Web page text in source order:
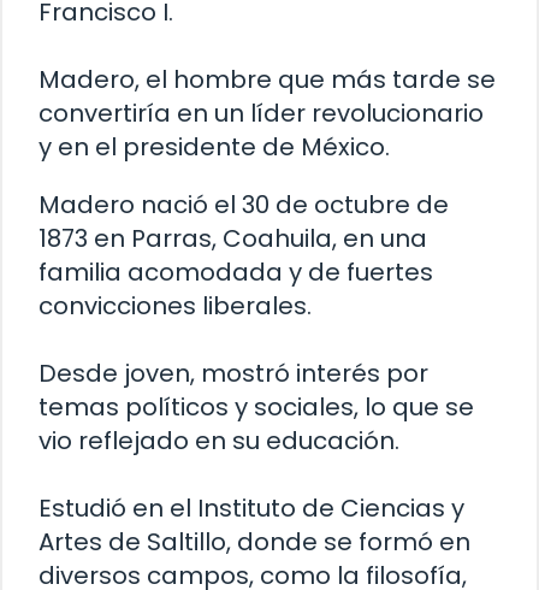
Francisco I.
Madero, el hombre que más tarde se
convertiría en un líder revolucionario
y en el presidente de México.
Madero nació el 30 de octubre de
1873 en Parras, Coahuila, en una
familia acomodada y de fuertes
convicciones liberales.
Desde joven, mostró interés por
temas políticos y sociales, lo que se
vio reflejado en su educación.
Estudió en el Instituto de Ciencias y
Artes de Saltillo, donde se formó en
diversos campos, como la filosofía,